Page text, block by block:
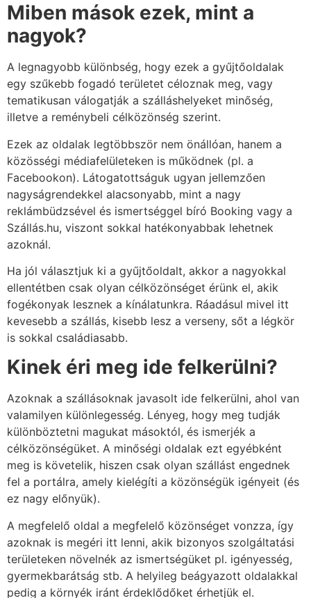
Miben mások ezek, mint a
nagyok?
A legnagyobb különbség, hogy ezek a gyűjtőoldalak
egy szűkebb fogadó területet céloznak meg, vagy
tematikusan válogatják a szálláshelyeket minőség,
illetve a reménybeli célközönség szerint.
Ezek az oldalak legtöbbször nem önállóan, hanem a
közösségi médiafelületeken is működnek (pl. a
Facebookon). Látogatottságuk ugyan jellemzően
nagyságrendekkel alacsonyabb, mint a nagy
reklámbüdzsével és ismertséggel bíró Booking vagy a
Szállás.hu, viszont sokkal hatékonyabbak lehetnek
azoknál.
Ha jól választjuk ki a gyűjtőoldalt, akkor a nagyokkal
ellentétben csak olyan célközönséget érünk el, akik
fogékonyak lesznek a kínálatunkra. Ráadásul mivel itt
kevesebb a szállás, kisebb lesz a verseny, sőt a légkör
is sokkal családiasabb.
Kinek éri meg ide felkerülni?
Azoknak a szállásoknak javasolt ide felkerülni, ahol van
valamilyen különlegesség. Lényeg, hogy meg tudják
különböztetni magukat másoktól, és ismerjék a
célközönségüket. A minőségi oldalak ezt egyébként
meg is követelik, hiszen csak olyan szállást engednek
fel a portálra, amely kielégíti a közönségük igényeit (és
ez nagy előnyük).
A megfelelő oldal a megfelelő közönséget vonzza, így
azoknak is megéri itt lenni, akik bizonyos szolgáltatási
területeken növelnék az ismertségüket pl. igényesség,
gyermekbarátság stb. A helyileg beágyazott oldalakkal
pedig a környék iránt érdeklődőket érhetjük el.